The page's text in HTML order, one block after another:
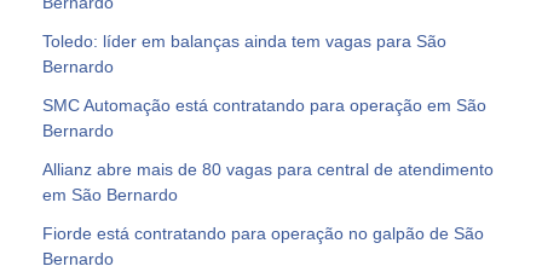
Toledo: líder em balanças ainda tem vagas para São
Bernardo
SMC Automação está contratando para operação em São
Bernardo
Allianz abre mais de 80 vagas para central de atendimento
em São Bernardo
Fiorde está contratando para operação no galpão de São
Bernardo